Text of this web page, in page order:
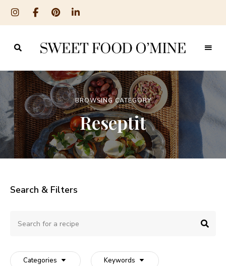
Sweet
Food
O
´Mine
ruoanlaitosta
leivontaan
BROWSING CATEGORY
Reseptit
Search & Filters
Categories Keywords